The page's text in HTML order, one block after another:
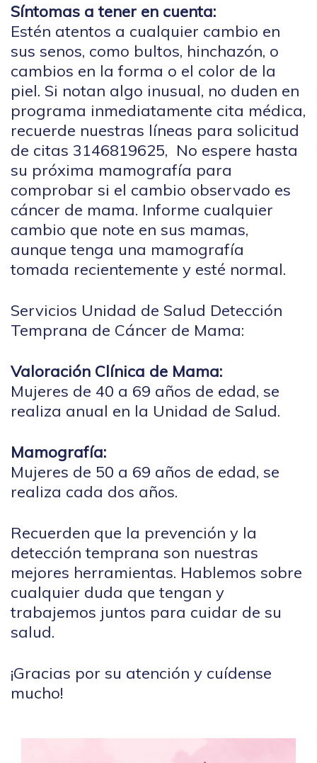
Síntomas a tener en cuenta:
Estén atentos a cualquier cambio en
sus senos, como bultos, hinchazón, o
cambios en la forma o el color de la
piel. Si notan algo inusual, no duden en
programa inmediatamente cita médica,
recuerde nuestras líneas para solicitud
de citas 3146819625, No espere hasta
su próxima mamografía para
comprobar si el cambio observado es
cáncer de mama. Informe cualquier
cambio que note en sus mamas,
aunque tenga una mamografía
tomada recientemente y esté normal.
Servicios Unidad de Salud Detección
Temprana de Cáncer de Mama:
Valoración Clínica de Mama:
Mujeres de 40 a 69 años de edad, se
realiza anual en la Unidad de Salud.
Mamografía:
Mujeres de 50 a 69 años de edad, se
realiza cada dos años.
Recuerden que la prevención y la
detección temprana son nuestras
mejores herramientas. Hablemos sobre
cualquier duda que tengan y
trabajemos juntos para cuidar de su
salud.
¡Gracias por su atención y cuídense
mucho!